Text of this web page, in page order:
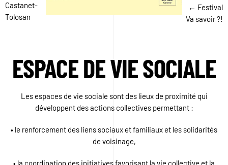
ESPACE DE VIE SOCIALE
Les espaces de vie sociale sont des lieux de proximité qui
développent des actions collectives permettant :
• le renforcement des liens sociaux et familiaux et les solidarités
de voisinage,
• la coordination des initiatives favorisant la vie collective et la
Castanet-
Tolosan
← Festival
Va savoir ?!